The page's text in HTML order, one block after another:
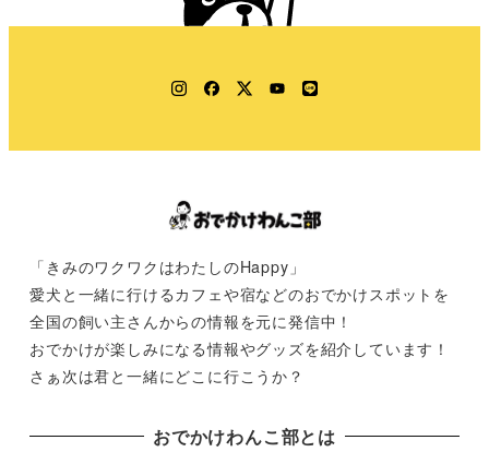
Instagram
Facebook
TwitterYouTube
LINE
「きみのワクワクはわたしのHappy」
愛犬と一緒に行けるカフェや宿などのおでかけスポットを
全国の飼い主さんからの情報を元に発信中！
おでかけが楽しみになる情報やグッズを紹介しています！
さぁ次は君と一緒にどこに行こうか？
おでかけわんこ部とは